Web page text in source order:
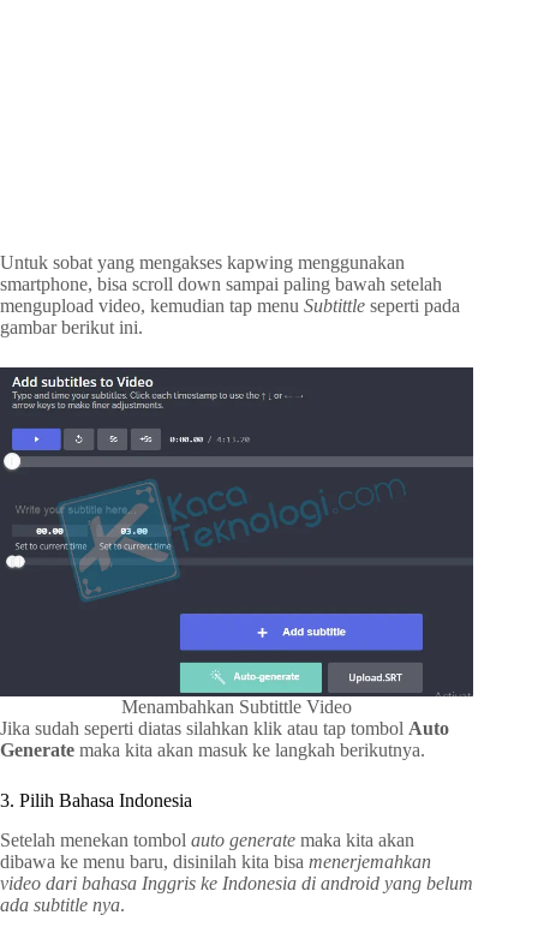
Untuk sobat yang mengakses kapwing menggunakan
smartphone, bisa scroll down sampai paling bawah setelah
mengupload video, kemudian tap menu Subtittle seperti pada
gambar berikut ini.
Menambahkan Subtittle Video
Jika sudah seperti diatas silahkan klik atau tap tombol Auto
Generate maka kita akan masuk ke langkah berikutnya.
3. Pilih Bahasa Indonesia
Setelah menekan tombol auto generate maka kita akan
dibawa ke menu baru, disinilah kita bisa menerjemahkan
video dari bahasa Inggris ke Indonesia di android yang belum
ada subtitle nya.